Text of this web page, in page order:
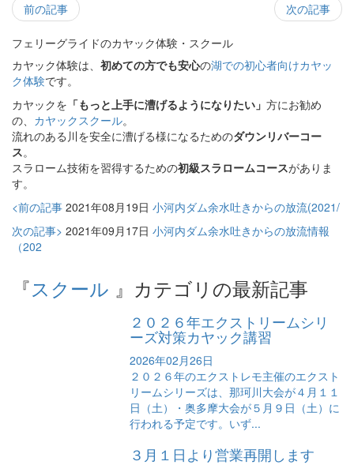
前の記事 次の記事
フェリーグライドのカヤック体験・スクール
カヤック体験は、 初めての方でも安心の湖での初心者向けカヤッ
ク体験です。
カヤックを 「もっと上手に漕げるようになりたい」 方にお勧め
の、 カヤックスクール。
流れのある川を安全に漕げる様になるためのダウンリバーコー
ス。
スラローム技術を習得するための初級スラロームコースがありま
す。
<前の記事 2021年08月19日 小河内ダム余水吐きからの放流(2021/
次の記事> 2021年09月17日 小河内ダム余水吐きからの放流情報
（202
『スクール 』カテゴリの最新記事
２０２６年エクストリームシリ
ーズ対策カヤック講習
2026年02月26日
２０２６年のエクストレモ主催のエクスト
リームシリーズは、那珂川大会が４月１１
日（土）・奥多摩大会が５月９日（土）に
行われる予定です。いず...
３月１日より営業再開します